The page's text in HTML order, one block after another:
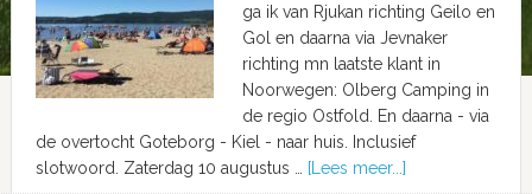
ga ik van Rjukan richting Geilo en
Gol en daarna via Jevnaker
richting mn laatste klant in
Noorwegen: Olberg Camping in
de regio Ostfold. En daarna - via
de overtocht Goteborg - Kiel - naar huis. Inclusief
slotwoord. Zaterdag 10 augustus …
[Lees meer...]